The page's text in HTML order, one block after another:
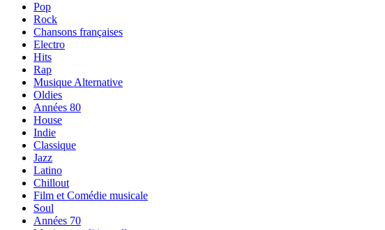
Pop
Rock
Chansons françaises
Electro
Hits
Rap
Musique Alternative
Oldies
Années 80
House
Indie
Classique
Jazz
Latino
Chillout
Film et Comédie musicale
Soul
Années 70